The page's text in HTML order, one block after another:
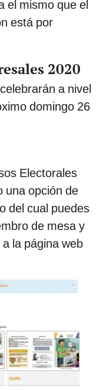
el mismo que el
está por
2020
a nivel
domingo 26
Electorales
una opción de
del cual puedes
de mesa y
la página web